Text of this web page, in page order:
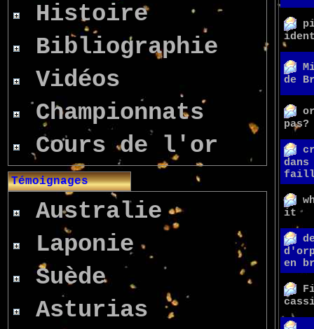
Histoire
Bibliographie
Vidéos
Championnats
Cours de l'or
Témoignages
Australie
Laponie
Suède
Asturias
de
pas?
dans
it
en